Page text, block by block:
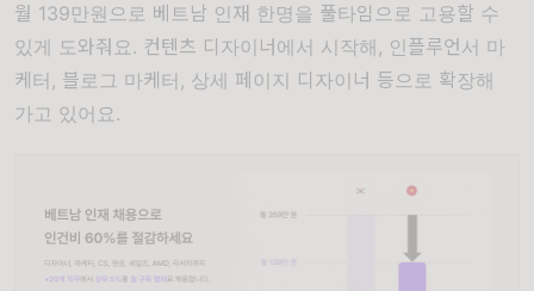
월 139만원으로 베트남 인재 한명을 풀타임으로 고용할 수
있게 도와줘요. 컨텐츠 디자이너에서 시작해, 인플루언서 마
케터, 블로그 마케터, 상세 페이지 디자이너 등으로 확장해
가고 있어요.